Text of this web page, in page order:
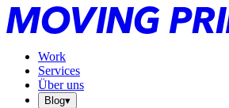
Work
Services
Über uns
Blog▾